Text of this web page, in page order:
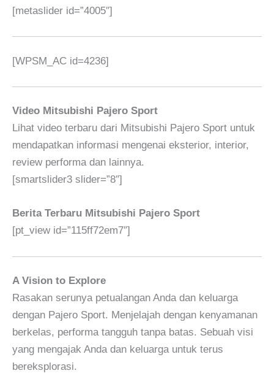
[metaslider id=”4005″]
[WPSM_AC id=4236]
Video Mitsubishi Pajero Sport
Lihat video terbaru dari Mitsubishi Pajero Sport untuk
mendapatkan informasi mengenai eksterior, interior,
review performa dan lainnya.
[smartslider3 slider=”8″]
Berita Terbaru Mitsubishi Pajero Sport
[pt_view id=”115ff72em7″]
A Vision to Explore
Rasakan serunya petualangan Anda dan keluarga
dengan Pajero Sport. Menjelajah dengan kenyamanan
berkelas, performa tangguh tanpa batas. Sebuah visi
yang mengajak Anda dan keluarga untuk terus
bereksplorasi.